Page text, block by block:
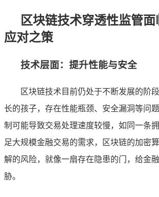
区块链技术穿透性监管
应对之策
技术层面：提升性能与安全
区块链技术目前仍处于不断发展的阶
长的孩子，存在性能瓶颈、安全漏洞等问
制可能导致交易处理速度较慢，如同一条
足大规模金融交易的需求，区块链的加密
解的风险，就像一扇存在隐患的门，给金
胁。